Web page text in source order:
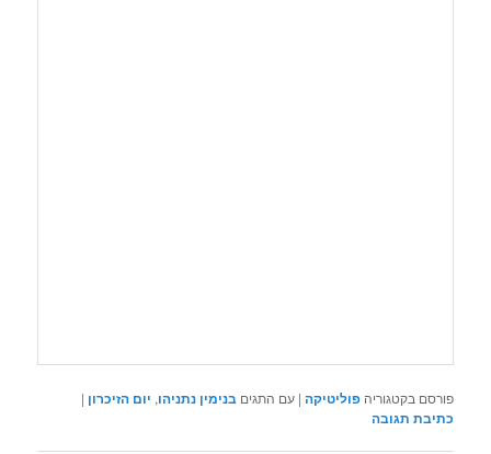
פורסם בקטגוריה פוליטיקה |עם התגים בנימין נתניהו, יום הזיכרון |
כתיבת תגובה